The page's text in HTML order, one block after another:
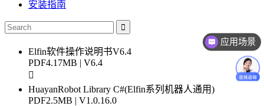
安装指南
Elfin软件操作说明书V6.4
PDF4.17MB | V6.4
HuayanRobot Library C#(Elfin系列机器人通用)
PDF2.5MB | V1.0.16.0
应用场景